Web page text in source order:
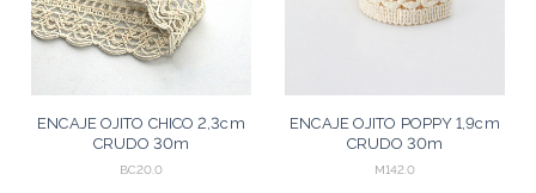
ENCAJE OJITO CHICO 2,3cm
CRUDO 30m
BC20.0
ENCAJE OJITO POPPY 1,9cm
CRUDO 30m
M142.0